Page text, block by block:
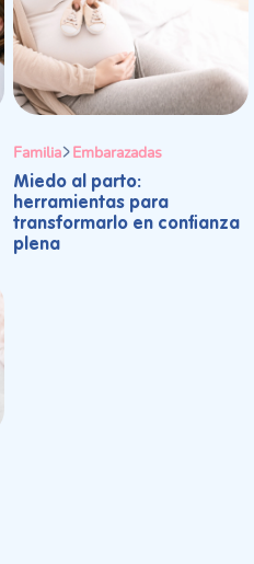
Familia Embarazadas
Miedo al parto:
herramientas para
transformarlo en confianza
plena